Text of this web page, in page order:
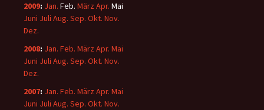
2009: Jan. Feb. März Apr. Mai
Juni Juli Aug. Sep. Okt. Nov.
Dez.
2008: Jan. Feb. März Apr. Mai
Juni Juli Aug. Sep. Okt. Nov.
Dez.
2007: Jan. Feb. März Apr. Mai
Juni Juli Aug. Sep. Okt. Nov.